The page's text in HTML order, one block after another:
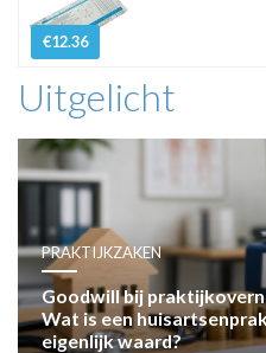
€12.36
Uitgelicht
PRAKTIJKZAKEN
Goodwill bij
Wat is een
eigenlijk waard?